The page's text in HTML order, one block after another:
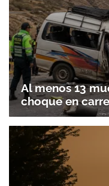
Al menos 13
choque en